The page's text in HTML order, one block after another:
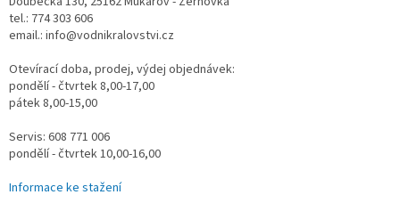
tel.: 774 303 606
email.: info@vodnikralovstvi.cz
Otevírací doba, prodej, výdej objednávek:
pondělí - čtvrtek 8,00-17,00
pátek 8,00-15,00
Servis: 608 771 006
pondělí - čtvrtek 10,00-16,00
Informace ke stažení